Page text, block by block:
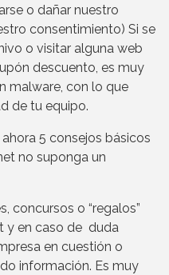
o dañar nuestro
consentimiento) Si se
o visitar alguna web
descuento, es muy
malware, con lo que
de tu equipo.
5 consejos básicos
no suponga un
concursos o “regalos”
y en caso de duda
en cuestión o
información. Es muy